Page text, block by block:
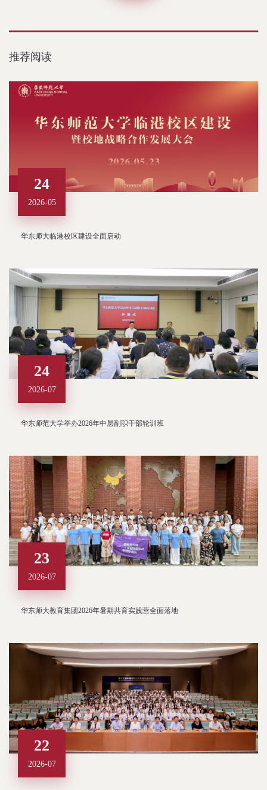
推荐阅读
24
2026-05
华东师大临港校区建设全面启动
24
2026-07
华东师范大学举办2026年中层副职干部轮训班
23
2026-07
华东师大教育集团2026年暑期共育实践营全面落地
22
2026-07